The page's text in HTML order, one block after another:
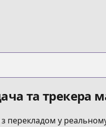
hentai-hxeros
та трекера
у реальному